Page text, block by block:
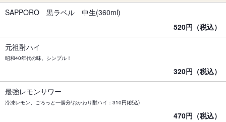
SAPPORO 黒ラベル 中生(360ml)
520円（税込）
元祖酎ハイ
昭和40年代の味。シンプル！
320円（税込）
最強レモンサワー
冷凍レモン、ごろっと一個分/おかわり酎ハイ：310円(税込)
470円（税込）